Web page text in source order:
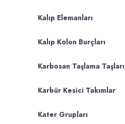
Kalıp Elemanları
Kalıp Kolon Burçları
Karbosan Taşlama Taşları
Karbür Kesici Takımlar
Kater Grupları